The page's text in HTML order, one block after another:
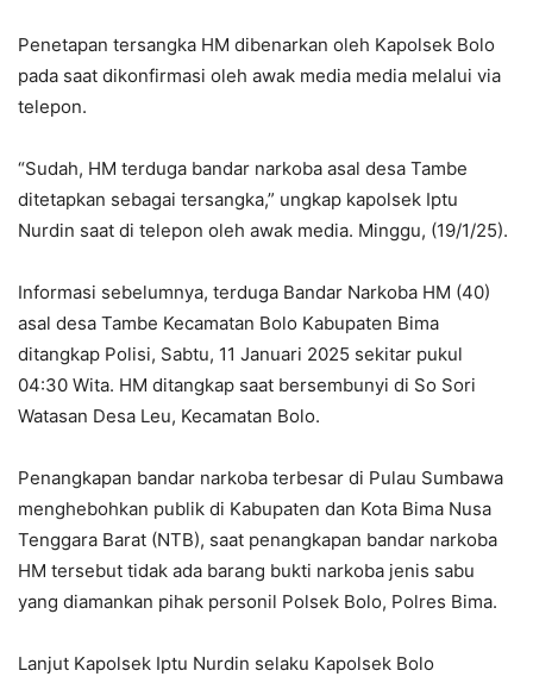
Penetapan tersangka HM dibenarkan oleh Kapolsek Bolo
pada saat dikonfirmasi oleh awak media media melalui via
telepon.
“Sudah, HM terduga bandar narkoba asal desa Tambe
ditetapkan sebagai tersangka,” ungkap kapolsek Iptu
Nurdin saat di telepon oleh awak media. Minggu, (19/1/25).
Informasi sebelumnya, terduga Bandar Narkoba HM (40)
asal desa Tambe Kecamatan Bolo Kabupaten Bima
ditangkap Polisi, Sabtu, 11 Januari 2025 sekitar pukul
04:30 Wita. HM ditangkap saat bersembunyi di So Sori
Watasan Desa Leu, Kecamatan Bolo.
Penangkapan bandar narkoba terbesar di Pulau Sumbawa
menghebohkan publik di Kabupaten dan Kota Bima Nusa
Tenggara Barat (NTB), saat penangkapan bandar narkoba
HM tersebut tidak ada barang bukti narkoba jenis sabu
yang diamankan pihak personil Polsek Bolo, Polres Bima.
Lanjut Kapolsek Iptu Nurdin selaku Kapolsek Bolo